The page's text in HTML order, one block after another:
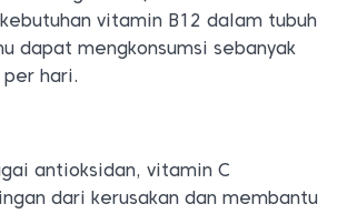
vitamin B12 dalam tubuh
dapat mengkonsumsi sebanyak
hari.
antioksidan, vitamin C
dari kerusakan dan membantu